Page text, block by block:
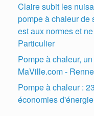
Claire subit les
pompe à chaleur de
est aux normes et
Particulier
Pompe à chaleur,
MaVille.com -
Pompe à chaleur :
économies